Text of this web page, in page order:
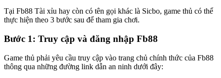
Tại Fb88 Tài xỉu hay còn có tên gọi khác là Sicbo, game thủ có thể
thực hiện theo 3 bước sau để tham gia chơi.
Bước 1: Truy cập và đăng nhập Fb88
Game thủ phải yêu cầu truy cập vào trang chủ chính thức của Fb88
thông qua những đường link dẫn an ninh dưới đây: